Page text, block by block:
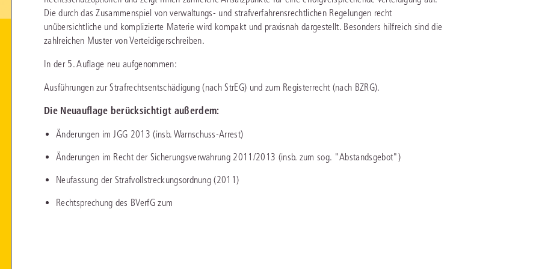
Finden Sie Lösungen und Inhalte, die zu Ihrem Fachgebiet passen.
Arbeitsrecht
Außenwirtschaftsrecht
Bankrecht
Compliance
Datenschutzrecht
Öffentliches Recht
Steuerrecht
JURIS BUSINESS
Risikenfür Unternehmen, Institutionen
mehr erfahren
JURIS AKADEMIE
für eine erste Produktempfehlung.
Vereine und Verbände
Unternehmen
Referendariat
Studium und Hochschule
WEITERE SERVICES
FAQ
Downloads
Veranstaltungen
juris PraxisReporte
Die durch das Zusammenspiel von verwaltungs- und strafverfahrensrechtlichen Regelungen recht
unübersichtliche und komplizierte Materie wird kompakt und praxisnah dargestellt. Besonders hilfreich sind die
zahlreichen Muster von Verteidigerschreiben.
In der 5. Auflage neu aufgenommen:
Ausführungen zur Strafrechtsentschädigung (nach StrEG) und zum Registerrecht (nach BZRG).
Die Neuauflage berücksichtigt außerdem:
Änderungen im JGG 2013 (insb. Warnschuss-Arrest)
Änderungen im Recht der Sicherungsverwahrung 2011/2013 (insb. zum sog. "Abstandsgebot")
Neufassung der Strafvollstreckungsordnung (2011)
Rechtsprechung des BVerfG zum